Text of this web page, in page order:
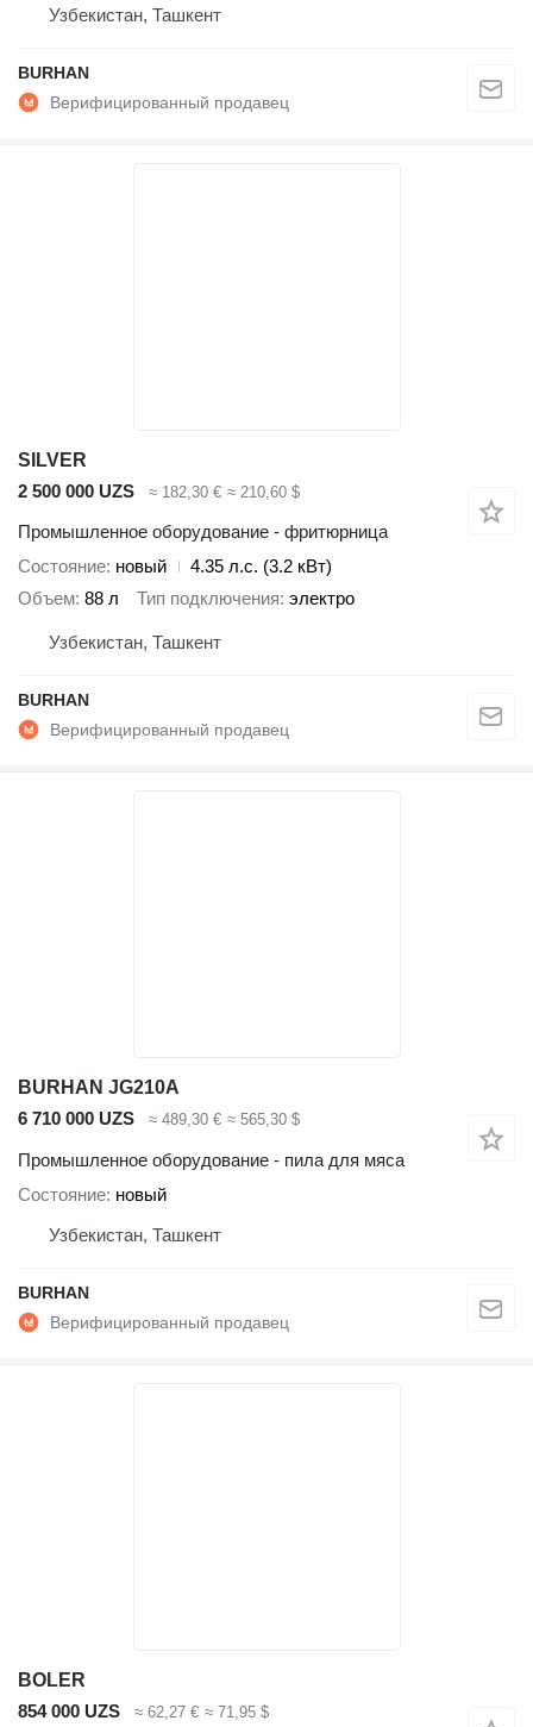
Узбекистан, Ташкент
BURHAN
SILVER
2 500 000 UZS
≈ 182,30 € ≈ 210,60 $
Промышленное оборудование - фритюрница
Состояние новый
4.35 л.с. (3.2 кВт)
Объем 88 л Тип подключения электро
Узбекистан, Ташкент
BURHAN
BURHAN JG210A
6 710 000 UZS
≈ 489,30 € ≈ 565,30 $
Промышленное оборудование - пила для мяса
Состояние новый
Узбекистан, Ташкент
BURHAN
BOLER
854 000 UZS
≈ 62,27 € ≈ 71,95 $